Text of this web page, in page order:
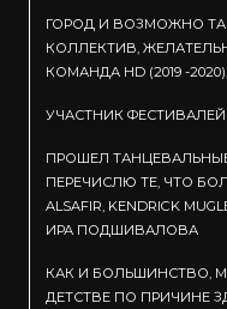
ГОРОД И ВОЗМОЖНО
КОЛЛЕКТИВ,
КОМАНДА HD (2019 -
УЧАСТНИК
ПРОШЕЛ
ПЕРЕЧИСЛЮ ТЕ, ЧТО
ALSAFIR, KENDRICK
ИРА ПОДШИВАЛОВА
КАК И БОЛЬШИНСТВО,
ДЕТСТВЕ ПО ПРИЧИНЕ